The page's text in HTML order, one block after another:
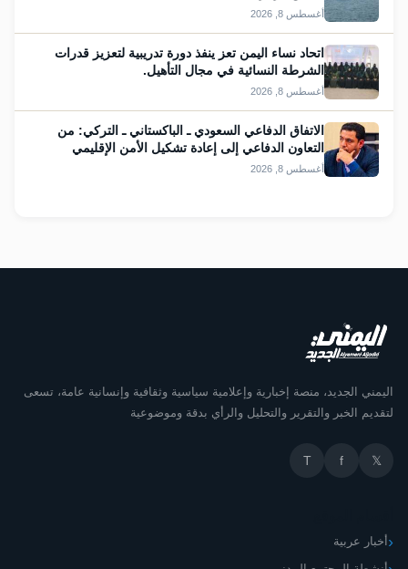
أغسطس 8, 2026
اتحاد نساء اليمن تعز ينفذ دورة تدريبية لتعزيز قدرات
الشرطة النسائية في مجال التأهيل.
أغسطس 8, 2026
الاتفاق الدفاعي السعودي ـ الباكستاني ـ التركي: من
التعاون الدفاعي إلى إعادة تشكيل الأمن الإقليمي
أغسطس 8, 2026
اليمني الجديد، منصة إخبارية وإعلامية سياسية وثقافية وإنسانية عامة، تسعى
لتقديم الخبر والتقرير والتحليل والرأي بدقة وموضوعية
𝕏
f
T
أخبار عربية